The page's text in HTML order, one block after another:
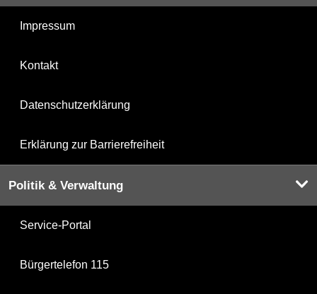
Impressum
Kontakt
Datenschutzerklärung
Erklärung zur Barrierefreiheit
Politik & Verwaltung
Service-Portal
Bürgertelefon 115